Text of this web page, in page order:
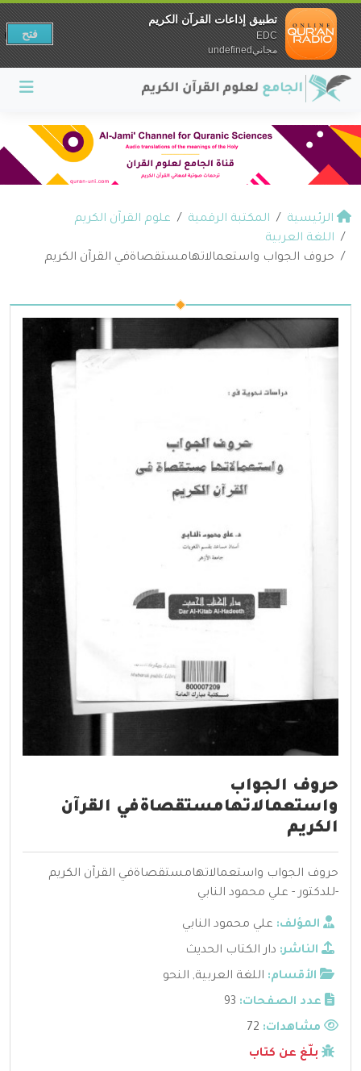
الرئيسية المكتبة الرقمية
علوم القرآن الكريم
اللغة العربية
حروف الجواب واستعمالاتهامستقصاةفي القرآن الكريم
حروف الجواب
واستعمالاتهامستقصاةفي القرآن
الكريم
حروف الجواب واستعمالاتهامستقصاةفي القرآن الكريم
-للدكتور - علي محمود النابي
المؤلف: علي محمود النابي
الناشر: دار الكتاب الحديث
الأقسام: اللغة العربية, النحو
عدد الصفحات: 93
مشاهدات:
بلّغ عن كتاب
تطبيق إذاعات القرآن الكريم
EDC
مجانيundefined
فتح